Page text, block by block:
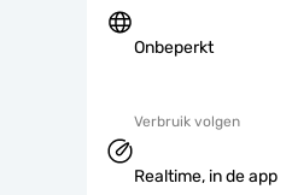
Onbeperkt
Verbruik volgen
Realtime, in de app